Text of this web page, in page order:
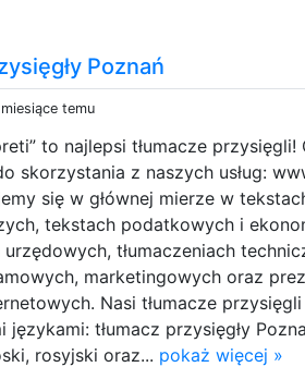
Poznań
temu
to najlepsi tłumacze przysięgli!
skorzystania z naszych usług:
się w głównej mierze w
tekstach podatkowych i
tłumaczeniach
marketingowych oraz
Nasi tłumacze przysięgli
językami: tłumacz przysięgły
rosyjski oraz... pokaż więcej »